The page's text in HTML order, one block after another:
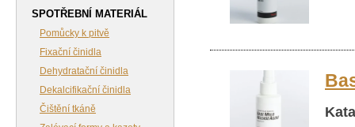
SPOTŘEBNÍ MATERIÁL
Pomůcky k pitvě
Fixační činidla
Dehydratační činidla
Dekalcifikační činidla
Čištění tkáně